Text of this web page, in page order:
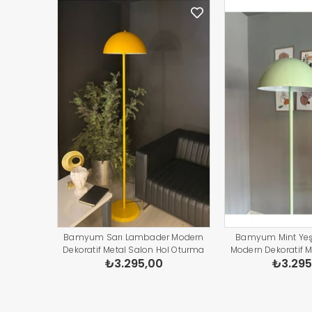
Bamyum Sarı Lambader Modern
Dekoratif Metal Salon Hol Oturma
Odası Çalışma Odası Zemin
₺3.295,00
Bamyum Mint
Modern Dekoratif
Oturma Odası